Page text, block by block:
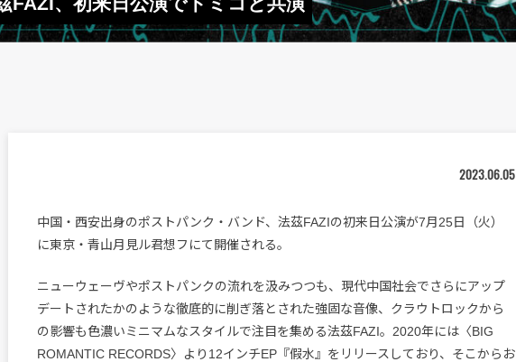
2023.06.05
中国・西安出身のポストパンク・バンド、法茲FAZIの初来日公演が7月25日（火）
に東京・青山月見ル君想フにて開催される。
ニューウェーヴやポストパンクの流れを汲みつつも、現代中国社会でさらにアップ
デートされたかのような徹底的に削ぎ落とされた強固な音像、クラウトロックから
の影響も色濃いミニマムなスタイルで注目を集める法茲FAZI。2020年には〈BIG
ROMANTIC RECORDS〉より12インチEP『假水』をリリースしており、そこからお